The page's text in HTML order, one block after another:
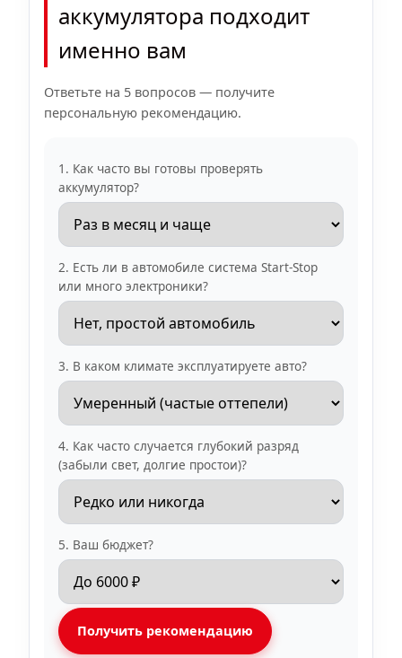
аккумулятора подходит
именно вам
Ответьте на 5 вопросов — получите
персональную рекомендацию.
1. Как часто вы готовы проверять
аккумулятор?
2. Есть ли в автомобиле система Start-Stop
или много электроники?
3. В каком климате эксплуатируете авто?
4. Как часто случается глубокий разряд
(забыли свет, долгие простои)?
5. Ваш бюджет?
Получить рекомендацию